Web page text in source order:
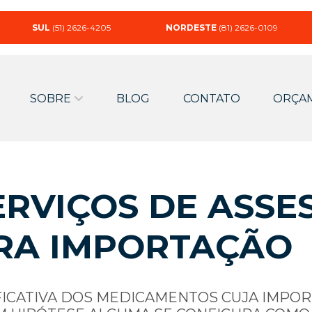
SUL (51) 2626-4205 NORDESTE (81) 2626-0109
SOBRE BLOG CONTATO
DE
IMPORTAÇÃO
DOS MEDICAMENTOS CUJA